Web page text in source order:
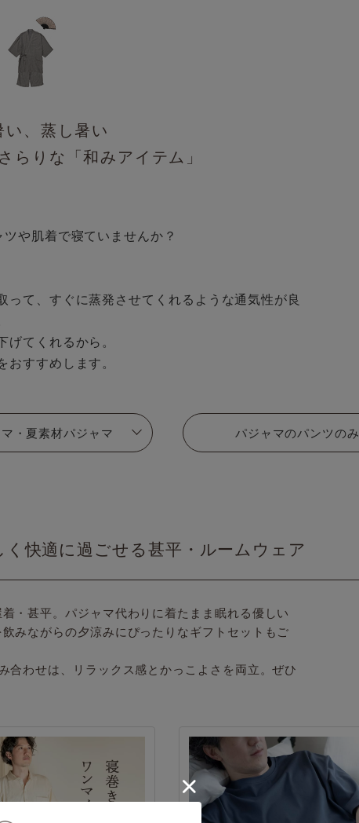
い、蒸し暑い
らりな「和みアイテム」
や肌着で寝ていませんか？
って、すぐに蒸発させてくれるような通気性が良
げてくれるから。
おすすめします。
・夏素材パジャマ パジャマのパンツのみ
快適に過ごせる甚平・ルームウェア
・甚平。パジャマ代わりに着たまま眠れる優しい
みながらの夕涼みにぴったりなギフトセットもご
合わせは、リラックス感とかっこよさを両立。ぜひ